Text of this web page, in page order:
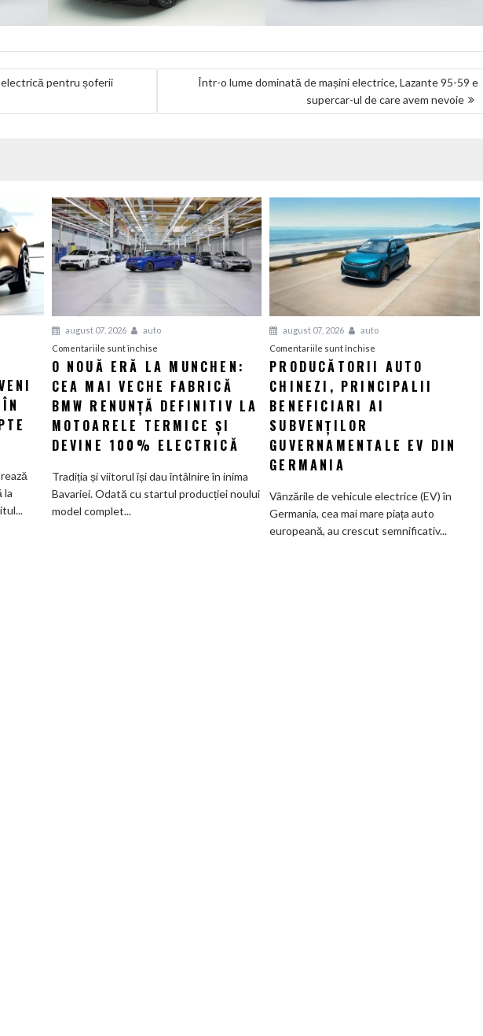
electrică pentru șoferii
Într-o lume dominată de mașini electrice, Lazante 95-59 e
supercar-ul de care avem nevoie
la
august 07, 2026
auto
Comentariile sunt închisepentru
O
nouă
eră
Munchen:
Cea
fabrică
O NOUĂ ERĂ LA MUNCHEN:
CEA MAI VECHE FABRICĂ
BMW RENUNȚĂ DEFINITIV LA
MOTOARELE TERMICE ȘI
DEVINE 100% ELECTRICĂ
Tradiția și viitorul își dau întâlnire în inima
Bavariei. Odată cu startul producției noului
model complet...
august 07, 2026
auto
Comentariile sunt închise
Producătorii
auto
chinezi,
ai
EV
din
Germania
PRODUCĂTORII AUTO
CHINEZI, PRINCIPALII
BENEFICIARI AI
SUBVENȚILOR
GUVERNAMENTALE EV DIN
GERMANIA
Vânzările de vehicule electrice (EV) în
Germania, cea mai mare piața auto
europeană, au crescut semnificativ...